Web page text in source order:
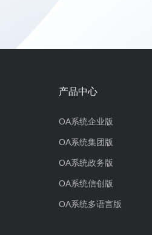
产品中心
OA系统企业版
OA系统集团版
OA系统政务版
OA系统信创版
OA系统多语言版